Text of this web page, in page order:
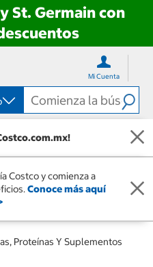
St. Germain con
Mi Cuenta
Costco y comienza a
Conoce más aquí
Proteínas Y Suplementos